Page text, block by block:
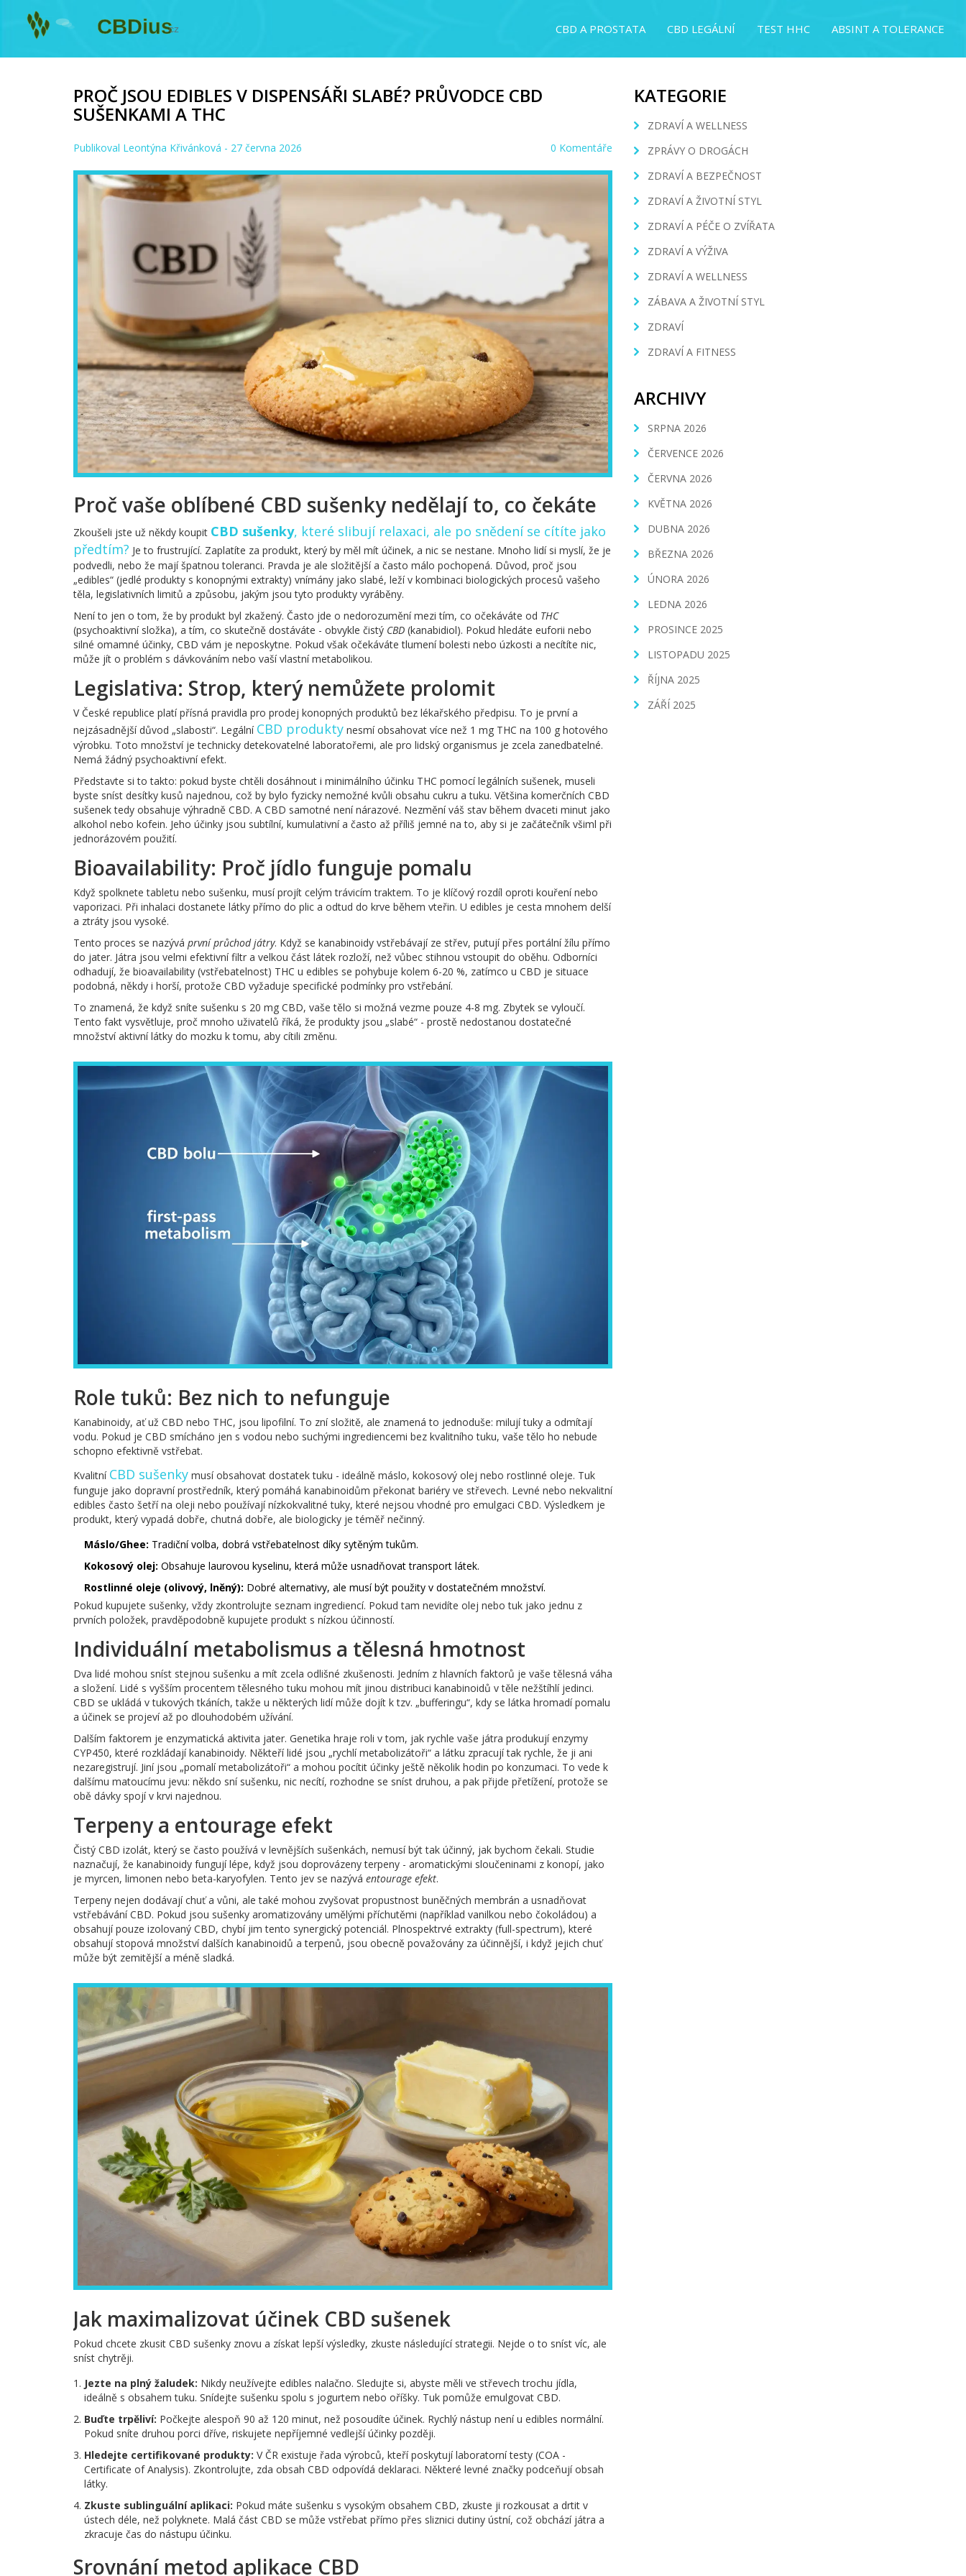
CBD A PROSTATA CBD LEGÁLNÍ TEST HHC ABSINT A TOLERANCE
PROČ JSOU EDIBLES V DISPENSÁŘI SLABÉ? PRŮVODCE CBD
SUŠENKAMI A THC
Publikoval Leontýna Křivánková - 27 června 2026 0 Komentáře
Proč vaše oblíbené CBD sušenky nedělají to, co čekáte
Zkoušeli jste už někdy koupit CBD sušenky, které slibují relaxaci, ale po snědení se cítíte jako
předtím? Je to frustrující. Zaplatíte za produkt, který by měl mít účinek, a nic se nestane. Mnoho lidí si myslí, že je
podvedli, nebo že mají špatnou toleranci. Pravda je ale složitější a často málo pochopená. Důvod, proč jsou
„edibles“ (jedlé produkty s konopnými extrakty) vnímány jako slabé, leží v kombinaci biologických procesů vašeho
těla, legislativních limitů a způsobu, jakým jsou tyto produkty vyráběny.
Není to jen o tom, že by produkt byl zkažený. Často jde o nedorozumění mezi tím, co očekáváte od THC
(psychoaktivní složka), a tím, co skutečně dostáváte - obvykle čistý CBD (kanabidiol). Pokud hledáte euforii nebo
silné omamné účinky, CBD vám je neposkytne. Pokud však očekáváte tlumení bolesti nebo úzkosti a necítíte nic,
může jít o problém s dávkováním nebo vaší vlastní metabolikou.
Legislativa: Strop, který nemůžete prolomit
V České republice platí přísná pravidla pro prodej konopných produktů bez lékařského předpisu. To je první a
nejzásadnější důvod „slabosti“. Legální CBD produkty nesmí obsahovat více než 1 mg THC na 100 g hotového
výrobku. Toto množství je technicky detekovatelné laboratořemi, ale pro lidský organismus je zcela zanedbatelné.
Nemá žádný psychoaktivní efekt.
Představte si to takto: pokud byste chtěli dosáhnout i minimálního účinku THC pomocí legálních sušenek, museli
byste sníst desítky kusů najednou, což by bylo fyzicky nemožné kvůli obsahu cukru a tuku. Většina komerčních CBD
sušenek tedy obsahuje výhradně CBD. A CBD samotné není nárazové. Nezmění váš stav během dvaceti minut jako
alkohol nebo kofein. Jeho účinky jsou subtílní, kumulativní a často až příliš jemné na to, aby si je začátečník všiml při
jednorázovém použití.
Bioavailability: Proč jídlo funguje pomalu
Když spolknete tabletu nebo sušenku, musí projít celým trávicím traktem. To je klíčový rozdíl oproti kouření nebo
vaporizaci. Při inhalaci dostanete látky přímo do plic a odtud do krve během vteřin. U edibles je cesta mnohem delší
a ztráty jsou vysoké.
Tento proces se nazývá první průchod játry. Když se kanabinoidy vstřebávají ze střev, putují přes portální žílu přímo
do jater. Játra jsou velmi efektivní filtr a velkou část látek rozloží, než vůbec stihnou vstoupit do oběhu. Odborníci
odhadují, že bioavailability (vstřebatelnost) THC u edibles se pohybuje kolem 6-20 %, zatímco u CBD je situace
podobná, někdy i horší, protože CBD vyžaduje specifické podmínky pro vstřebání.
To znamená, že když sníte sušenku s 20 mg CBD, vaše tělo si možná vezme pouze 4-8 mg. Zbytek se vyloučí.
Tento fakt vysvětluje, proč mnoho uživatelů říká, že produkty jsou „slabé“ - prostě nedostanou dostatečné
množství aktivní látky do mozku k tomu, aby cítili změnu.
Role tuků: Bez nich to nefunguje
Kanabinoidy, ať už CBD nebo THC, jsou lipofilní. To zní složitě, ale znamená to jednoduše: milují tuky a odmítají
vodu. Pokud je CBD smícháno jen s vodou nebo suchými ingrediencemi bez kvalitního tuku, vaše tělo ho nebude
schopno efektivně vstřebat.
Kvalitní CBD sušenky musí obsahovat dostatek tuku - ideálně máslo, kokosový olej nebo rostlinné oleje. Tuk
funguje jako dopravní prostředník, který pomáhá kanabinoidům překonat bariéry ve střevech. Levné nebo nekvalitní
edibles často šetří na oleji nebo používají nízkokvalitné tuky, které nejsou vhodné pro emulgaci CBD. Výsledkem je
produkt, který vypadá dobře, chutná dobře, ale biologicky je téměř nečinný.
Máslo/Ghee: Tradiční volba, dobrá vstřebatelnost díky sytěným tukům.
Kokosový olej: Obsahuje laurovou kyselinu, která může usnadňovat transport látek.
Rostlinné oleje (olivový, lněný): Dobré alternativy, ale musí být použity v dostatečném množství.
Pokud kupujete sušenky, vždy zkontrolujte seznam ingrediencí. Pokud tam nevidíte olej nebo tuk jako jednu z
prvních položek, pravděpodobně kupujete produkt s nízkou účinností.
Individuální metabolismus a tělesná hmotnost
Dva lidé mohou sníst stejnou sušenku a mít zcela odlišné zkušenosti. Jedním z hlavních faktorů je vaše tělesná váha
a složení. Lidé s vyšším procentem tělesného tuku mohou mít jinou distribuci kanabinoidů v těle nežštíhlí jedinci.
CBD se ukládá v tukových tkáních, takže u některých lidí může dojít k tzv. „bufferingu“, kdy se látka hromadí pomalu
a účinek se projeví až po dlouhodobém užívání.
Dalším faktorem je enzymatická aktivita jater. Genetika hraje roli v tom, jak rychle vaše játra produkují enzymy
CYP450, které rozkládají kanabinoidy. Někteří lidé jsou „rychlí metabolizátoři“ a látku zpracují tak rychle, že ji ani
nezaregistrují. Jiní jsou „pomalí metabolizátoři“ a mohou pocítit účinky ještě několik hodin po konzumaci. To vede k
dalšímu matoucímu jevu: někdo sní sušenku, nic necítí, rozhodne se sníst druhou, a pak přijde přetížení, protože se
obě dávky spojí v krvi najednou.
Terpeny a entourage efekt
Čistý CBD izolát, který se často používá v levnějších sušenkách, nemusí být tak účinný, jak bychom čekali. Studie
naznačují, že kanabinoidy fungují lépe, když jsou doprovázeny terpeny - aromatickými sloučeninami z konopí, jako
je myrcen, limonen nebo beta-karyofylen. Tento jev se nazývá entourage efekt.
Terpeny nejen dodávají chuť a vůni, ale také mohou zvyšovat propustnost buněčných membrán a usnadňovat
vstřebávání CBD. Pokud jsou sušenky aromatizovány umělými příchutěmi (například vanilkou nebo čokoládou) a
obsahují pouze izolovaný CBD, chybí jim tento synergický potenciál. Plnospektrvé extrakty (full-spectrum), které
obsahují stopová množství dalších kanabinoidů a terpenů, jsou obecně považovány za účinnější, i když jejich chuť
může být zemitější a méně sladká.
Jak maximalizovat účinek CBD sušenek
Pokud chcete zkusit CBD sušenky znovu a získat lepší výsledky, zkuste následující strategii. Nejde o to sníst víc, ale
sníst chytrěji.
Jezte na plný žaludek: Nikdy neužívejte edibles nalačno. Sledujte si, abyste měli ve střevech trochu jídla,
ideálně s obsahem tuku. Snídejte sušenku spolu s jogurtem nebo oříšky. Tuk pomůže emulgovat CBD.
Buďte trpěliví: Počkejte alespoň 90 až 120 minut, než posoudíte účinek. Rychlý nástup není u edibles normální.
Pokud sníte druhou porci dříve, riskujete nepříjemné vedlejší účinky později.
Hledejte certifikované produkty: V ČR existuje řada výrobců, kteří poskytují laboratorní testy (COA -
Certificate of Analysis). Zkontrolujte, zda obsah CBD odpovídá deklaraci. Některé levné značky podceňují obsah
látky.
Zkuste sublinguální aplikaci: Pokud máte sušenku s vysokým obsahem CBD, zkuste ji rozkousat a drtit v
ústech déle, než polyknete. Malá část CBD se může vstřebat přímo přes sliznici dutiny ústní, což obchází játra a
zkracuje čas do nástupu účinku.
Srovnání metod aplikace CBD
KATEGORIE
ZDRAVÍ A WELLNESS
ZPRÁVY O DROGÁCH
ZDRAVÍ A BEZPEČNOST
ZDRAVÍ A ŽIVOTNÍ STYL
ZDRAVÍ A PÉČE O ZVÍŘATA
ZDRAVÍ A VÝŽIVA
ZDRAVÍ A WELLNESS
ZÁBAVA A ŽIVOTNÍ STYL
ZDRAVÍ
ZDRAVÍ A FITNESS
ARCHIVY
SRPNA 2026
ČERVENCE 2026
ČERVNA 2026
KVĚTNA 2026
DUBNA 2026
BŘEZNA 2026
ÚNORA 2026
LEDNA 2026
PROSINCE 2025
LISTOPADU 2025
ŘÍJNA 2025
ZÁŘÍ 2025